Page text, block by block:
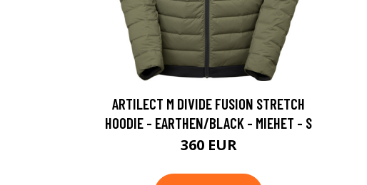
ARTILECT M DIVIDE FUSION STRETCH
HOODIE - EARTHEN/BLACK - MIEHET - S
360 EUR